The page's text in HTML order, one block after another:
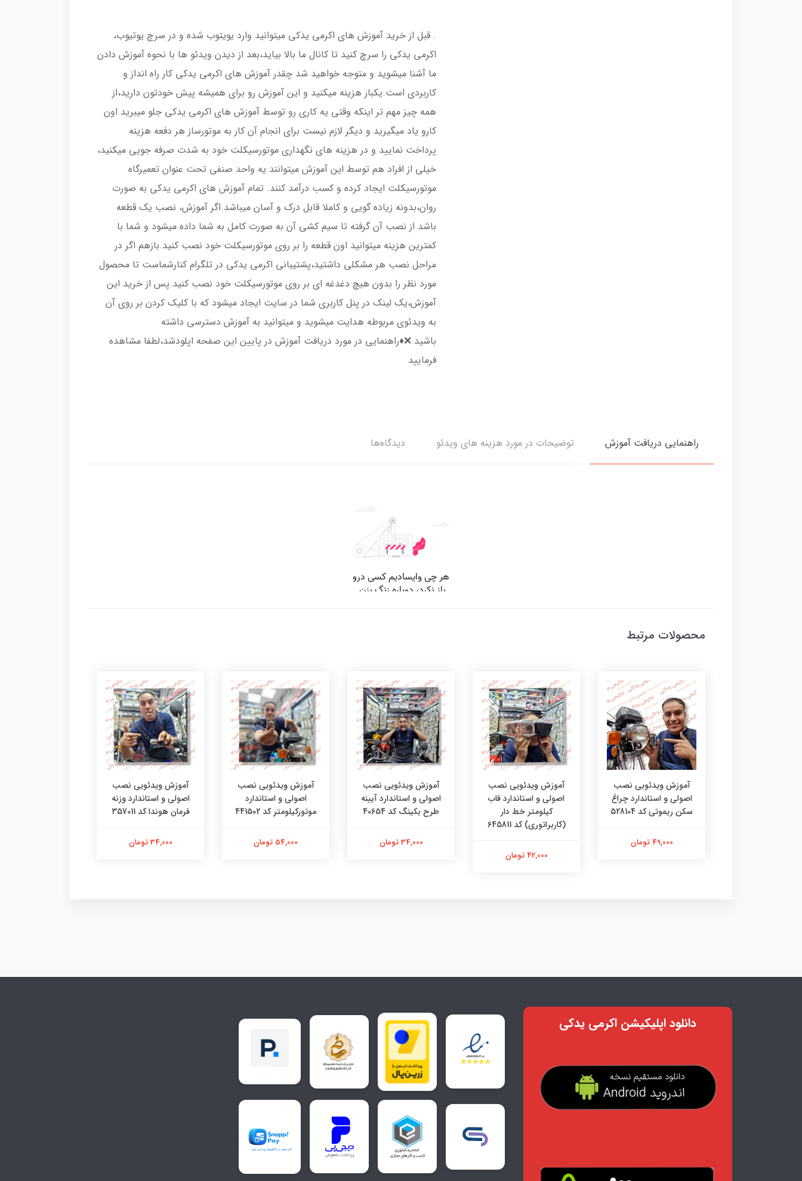
​​​​. قبل از خرید آموزش های اکرمی یدکی میتوانید وارد یویتوب شده و در سرچ یوتیوب،
اکرمی یدکی را سرچ کنید تا کانال ما بالا بیاید،بعد از دیدن ویدئو ها با نحوه آموزش دادن
ما آشنا میشوید و متوجه خواهید شد چقدر آموزش های اکرمی یدکی کار راه انداز و
کاربردی است.یکبار هزینه میکنید و این آموزش رو برای همیشه پیش خودتون دارید،از
همه چیز مهم تر اینکه وقتی یه کاری رو توسط آموزش های اکرمی یدکی جلو میبرید اون
کارو یاد میگیرید و دیگر لازم نیست برای انجام آن کار به موتورساز هر دفعه هزینه
پرداخت نمایید و در هزینه های نگهداری موتورسیکلت خود به شدت صرفه جویی میکنید،
خیلی از افراد هم توسط این آموزش میتوانند یه واحد صنفی تحت عنوان تعمیرگاه
موتورسیکلت ایجاد کرده و کسب درآمد کنند. تمام آموزش های اکرمی یدکی به صورت
روان،بدونه زیاده گویی و کاملا قابل درک و آسان میباشد.اگر آموزش، نصب یک قطعه
باشد از نصب آن گرفته تا سیم کشی آن به صورت کامل به شما داده میشود و شما با
کمترین هزینه میتوانید اون قطعه را بر روی موتورسیکلت خود نصب کنید.بازهم اگر در
مراحل نصب هر مشکلی داشتید،پشتیبانی اکرمی یدکی در تلگرام کنارشماست تا محصول
مورد نظر را بدون هیچ دغدغه ای بر روی موتورسیکلت خود نصب کنید.پس از خرید این
آموزش،یک لینک در پنل کاربری شما در سایت ایجاد میشود که با کلیک کردن بر روی آن
به ویدئوی مربوطه هدایت میشوید و میتوانید به آموزش دسترسی داشته
باشید.❌♦️راهنمایی در مورد دریافت آموزش در پایین این صفحه اپلودشد،لطفا مشاهده
فرمایید
راهنمایی دریافت آموزش توضیحات در مورد هزینه های ویدئو دیدگاه‌ها
محصولات مرتبط
آموزش ویدئویی نصب
اصولی و استاندارد چراغ
سکن ریموتی کد 528104
49,000 تومان
آموزش ویدئویی نصب
اصولی و استاندارد قاب
کیلومتر خط دار
(کاربراتوری) کد 645811
42,000 تومان
آموزش ویدئویی نصب
اصولی و استاندارد آیینه
طرح بکینگ کد 40654
34,000 تومان
آموزش ویدئویی نصب
اصولی و استاندارد
موتورکیلومتر کد 441502
54,000 تومان
آموزش ویدئویی نصب
اصولی و استاندارد وزنه
فرمان هوندا کد 357011
34,000 تومان
دانلود اپلیکیشن اکرمی یدکی